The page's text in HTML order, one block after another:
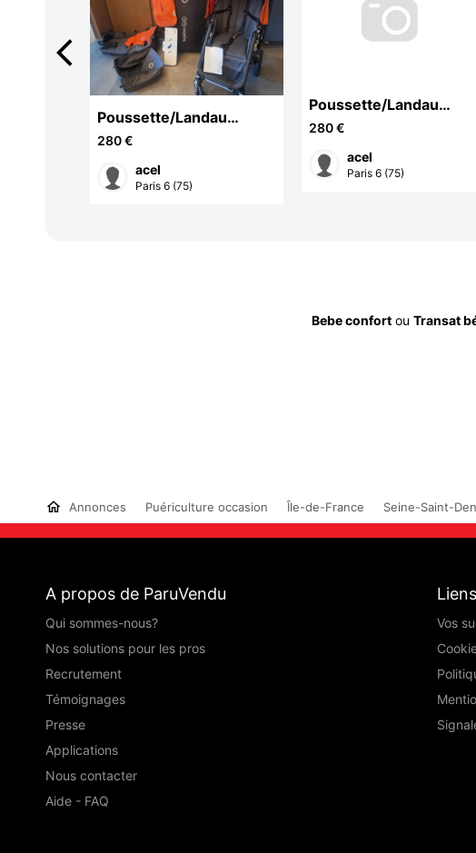
Poussette/Landau
Bugaboo
280 €
acel
Paris 6 (75)
Poussette/Landau
Bugaboo
280 €
acel
Paris 6 (75)
arrow_back_ios
Bebe confort ou Transat
Annonces Puériculture occasion Île-de-France Seine-Saint-
A propos de ParuVendu
Qui sommes-nous?
Nos solutions pour les pros
Recrutement
Témoignages
Presse
Applications
Nous contacter
Aide - FAQ
Vos